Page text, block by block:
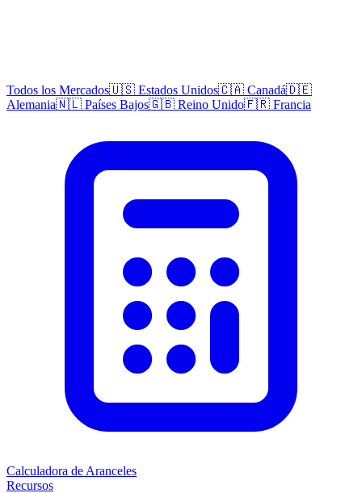
Todos los Mercados🇺🇸 Estados Unidos🇨🇦 Canadá🇩🇪
Alemania🇳🇱 Países Bajos🇬🇧 Reino Unido🇫🇷 Francia
Calculadora de Aranceles
Recursos